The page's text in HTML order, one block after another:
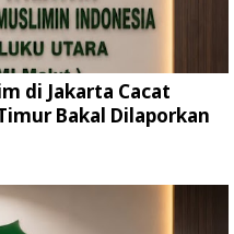
di Jakarta Cacat
Bakal Dilaporkan